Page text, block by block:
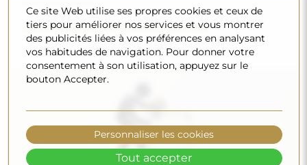
(autour de 7). Évitez les nettoyants puissants contenant du
vinaigre, de l’ammoniaque ou des acides forts – cela
permettra de conserver un beau reflet pendant de
nombreuses années.
Voulez-vous en savoir plus ?
Ce site Web utilise ses propres cookies et ceux de
tiers pour améliorer nos services et vous montrer
des publicités liées à vos préférences en analysant
vos habitudes de navigation. Pour donner votre
consentement à son utilisation, appuyez sur le
bouton Accepter.
Personnaliser les cookies
Tout accepter